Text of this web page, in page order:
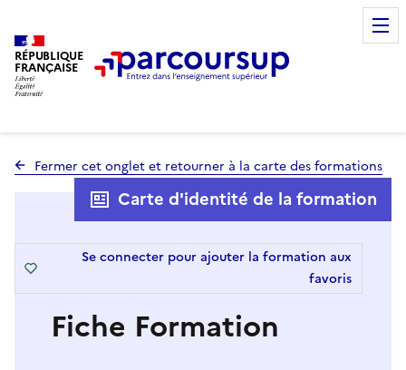
RÉPUBLIQUE
FRANÇAISE
Fermer cet onglet et retourner à la carte des formations
Fiche Formation
Carte d'identité de la formation
Se connecter pour ajouter la formation aux
favoris